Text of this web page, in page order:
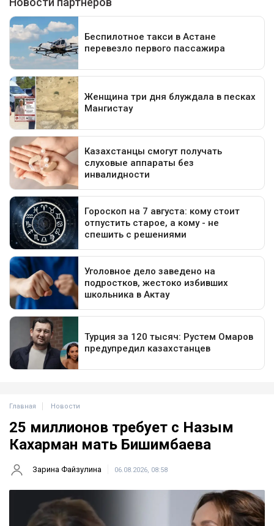
Главная Новости
25 миллионов требует с Назым
Кахарман мать Бишимбаева
Зарина Файзулина 06.08.2026, 08:58